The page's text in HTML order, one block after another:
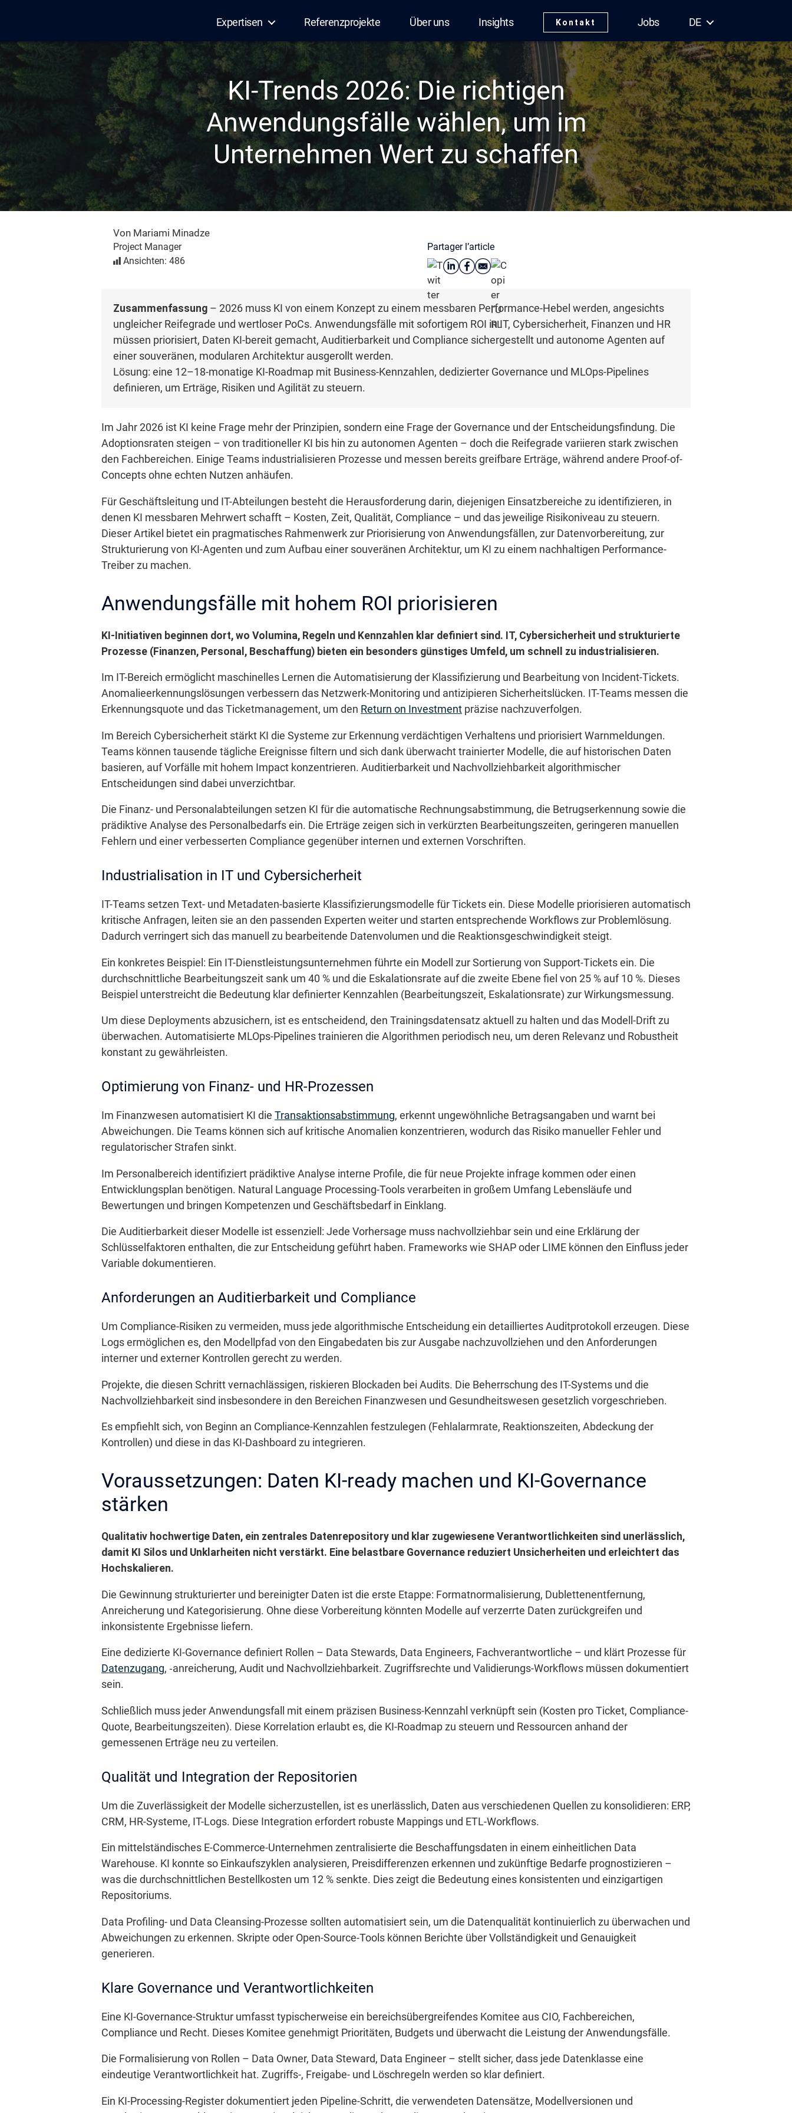
Expertisen Referenzprojekte Über uns Insights Kontakt Jobs DE
KI-Trends 2026: Die richtigen
Anwendungsfälle wählen, um im
Unternehmen Wert zu schaffen
Von Mariami Minadze
Project Manager
Ansichten: 486
Partager l’article
Zusammenfassung – 2026 muss KI von einem Konzept zu einem messbaren Performance-Hebel werden, angesichts
ungleicher Reifegrade und wertloser PoCs. Anwendungsfälle mit sofortigem ROI in IT, Cybersicherheit, Finanzen und HR
müssen priorisiert, Daten KI-bereit gemacht, Auditierbarkeit und Compliance sichergestellt und autonome Agenten auf
einer souveränen, modularen Architektur ausgerollt werden.
Lösung: eine 12–18-monatige KI-Roadmap mit Business-Kennzahlen, dedizierter Governance und MLOps-Pipelines
definieren, um Erträge, Risiken und Agilität zu steuern.
Im Jahr 2026 ist KI keine Frage mehr der Prinzipien, sondern eine Frage der Governance und der Entscheidungsfindung. Die
Adoptionsraten steigen – von traditioneller KI bis hin zu autonomen Agenten – doch die Reifegrade variieren stark zwischen
den Fachbereichen. Einige Teams industrialisieren Prozesse und messen bereits greifbare Erträge, während andere Proof-of-
Concepts ohne echten Nutzen anhäufen.
Für Geschäftsleitung und IT-Abteilungen besteht die Herausforderung darin, diejenigen Einsatzbereiche zu identifizieren, in
denen KI messbaren Mehrwert schafft – Kosten, Zeit, Qualität, Compliance – und das jeweilige Risikoniveau zu steuern.
Dieser Artikel bietet ein pragmatisches Rahmenwerk zur Priorisierung von Anwendungsfällen, zur Datenvorbereitung, zur
Strukturierung von KI-Agenten und zum Aufbau einer souveränen Architektur, um KI zu einem nachhaltigen Performance-
Treiber zu machen.
Anwendungsfälle mit hohem ROI priorisieren
KI-Initiativen beginnen dort, wo Volumina, Regeln und Kennzahlen klar definiert sind. IT, Cybersicherheit und strukturierte
Prozesse (Finanzen, Personal, Beschaffung) bieten ein besonders günstiges Umfeld, um schnell zu industrialisieren.
Im IT-Bereich ermöglicht maschinelles Lernen die Automatisierung der Klassifizierung und Bearbeitung von Incident-Tickets.
Anomalieerkennungslösungen verbessern das Netzwerk-Monitoring und antizipieren Sicherheitslücken. IT-Teams messen die
Erkennungsquote und das Ticketmanagement, um den Return on Investment präzise nachzuverfolgen.
Im Bereich Cybersicherheit stärkt KI die Systeme zur Erkennung verdächtigen Verhaltens und priorisiert Warnmeldungen.
Teams können tausende tägliche Ereignisse filtern und sich dank überwacht trainierter Modelle, die auf historischen Daten
basieren, auf Vorfälle mit hohem Impact konzentrieren. Auditierbarkeit und Nachvollziehbarkeit algorithmischer
Entscheidungen sind dabei unverzichtbar.
Die Finanz- und Personalabteilungen setzen KI für die automatische Rechnungsabstimmung, die Betrugserkennung sowie die
prädiktive Analyse des Personalbedarfs ein. Die Erträge zeigen sich in verkürzten Bearbeitungszeiten, geringeren manuellen
Fehlern und einer verbesserten Compliance gegenüber internen und externen Vorschriften.
Industrialisation in IT und Cybersicherheit
IT-Teams setzen Text- und Metadaten-basierte Klassifizierungsmodelle für Tickets ein. Diese Modelle priorisieren automatisch
kritische Anfragen, leiten sie an den passenden Experten weiter und starten entsprechende Workflows zur Problemlösung.
Dadurch verringert sich das manuell zu bearbeitende Datenvolumen und die Reaktionsgeschwindigkeit steigt.
Ein konkretes Beispiel: Ein IT-Dienstleistungsunternehmen führte ein Modell zur Sortierung von Support-Tickets ein. Die
durchschnittliche Bearbeitungszeit sank um 40 % und die Eskalationsrate auf die zweite Ebene fiel von 25 % auf 10 %. Dieses
Beispiel unterstreicht die Bedeutung klar definierter Kennzahlen (Bearbeitungszeit, Eskalationsrate) zur Wirkungsmessung.
Um diese Deployments abzusichern, ist es entscheidend, den Trainingsdatensatz aktuell zu halten und das Modell-Drift zu
überwachen. Automatisierte MLOps-Pipelines trainieren die Algorithmen periodisch neu, um deren Relevanz und Robustheit
konstant zu gewährleisten.
Optimierung von Finanz- und HR-Prozessen
Im Finanzwesen automatisiert KI die Transaktionsabstimmung, erkennt ungewöhnliche Betragsangaben und warnt bei
Abweichungen. Die Teams können sich auf kritische Anomalien konzentrieren, wodurch das Risiko manueller Fehler und
regulatorischer Strafen sinkt.
Im Personalbereich identifiziert prädiktive Analyse interne Profile, die für neue Projekte infrage kommen oder einen
Entwicklungsplan benötigen. Natural Language Processing-Tools verarbeiten in großem Umfang Lebensläufe und
Bewertungen und bringen Kompetenzen und Geschäftsbedarf in Einklang.
Die Auditierbarkeit dieser Modelle ist essenziell: Jede Vorhersage muss nachvollziehbar sein und eine Erklärung der
Schlüsselfaktoren enthalten, die zur Entscheidung geführt haben. Frameworks wie SHAP oder LIME können den Einfluss jeder
Variable dokumentieren.
Anforderungen an Auditierbarkeit und Compliance
Um Compliance-Risiken zu vermeiden, muss jede algorithmische Entscheidung ein detailliertes Auditprotokoll erzeugen. Diese
Logs ermöglichen es, den Modellpfad von den Eingabedaten bis zur Ausgabe nachzuvollziehen und den Anforderungen
interner und externer Kontrollen gerecht zu werden.
Projekte, die diesen Schritt vernachlässigen, riskieren Blockaden bei Audits. Die Beherrschung des IT-Systems und die
Nachvollziehbarkeit sind insbesondere in den Bereichen Finanzwesen und Gesundheitswesen gesetzlich vorgeschrieben.
Es empfiehlt sich, von Beginn an Compliance-Kennzahlen festzulegen (Fehlalarmrate, Reaktionszeiten, Abdeckung der
Kontrollen) und diese in das KI-Dashboard zu integrieren.
Voraussetzungen: Daten KI-ready machen und KI-Governance
stärken
Qualitativ hochwertige Daten, ein zentrales Datenrepository und klar zugewiesene Verantwortlichkeiten sind unerlässlich,
damit KI Silos und Unklarheiten nicht verstärkt. Eine belastbare Governance reduziert Unsicherheiten und erleichtert das
Hochskalieren.
Die Gewinnung strukturierter und bereinigter Daten ist die erste Etappe: Formatnormalisierung, Dublettenentfernung,
Anreicherung und Kategorisierung. Ohne diese Vorbereitung könnten Modelle auf verzerrte Daten zurückgreifen und
inkonsistente Ergebnisse liefern.
Eine dedizierte KI-Governance definiert Rollen – Data Stewards, Data Engineers, Fachverantwortliche – und klärt Prozesse für
Datenzugang, ‑anreicherung, Audit und Nachvollziehbarkeit. Zugriffsrechte und Validierungs-Workflows müssen dokumentiert
sein.
Schließlich muss jeder Anwendungsfall mit einem präzisen Business-Kennzahl verknüpft sein (Kosten pro Ticket, Compliance-
Quote, Bearbeitungszeiten). Diese Korrelation erlaubt es, die KI-Roadmap zu steuern und Ressourcen anhand der
gemessenen Erträge neu zu verteilen.
Qualität und Integration der Repositorien
Um die Zuverlässigkeit der Modelle sicherzustellen, ist es unerlässlich, Daten aus verschiedenen Quellen zu konsolidieren: ERP,
CRM, HR-Systeme, IT-Logs. Diese Integration erfordert robuste Mappings und ETL-Workflows.
Ein mittelständisches E-Commerce-Unternehmen zentralisierte die Beschaffungsdaten in einem einheitlichen Data
Warehouse. KI konnte so Einkaufszyklen analysieren, Preisdifferenzen erkennen und zukünftige Bedarfe prognostizieren –
was die durchschnittlichen Bestellkosten um 12 % senkte. Dies zeigt die Bedeutung eines konsistenten und einzigartigen
Repositoriums.
Data Profiling- und Data Cleansing-Prozesse sollten automatisiert sein, um die Datenqualität kontinuierlich zu überwachen und
Abweichungen zu erkennen. Skripte oder Open-Source-Tools können Berichte über Vollständigkeit und Genauigkeit
generieren.
Klare Governance und Verantwortlichkeiten
Eine KI-Governance-Struktur umfasst typischerweise ein bereichsübergreifendes Komitee aus CIO, Fachbereichen,
Compliance und Recht. Dieses Komitee genehmigt Prioritäten, Budgets und überwacht die Leistung der Anwendungsfälle.
Die Formalisierung von Rollen – Data Owner, Data Steward, Data Engineer – stellt sicher, dass jede Datenklasse eine
eindeutige Verantwortlichkeit hat. Zugriffs-, Freigabe- und Löschregeln werden so klar definiert.
Ein KI-Processing-Register dokumentiert jeden Pipeline-Schritt, die verwendeten Datensätze, Modellversionen und